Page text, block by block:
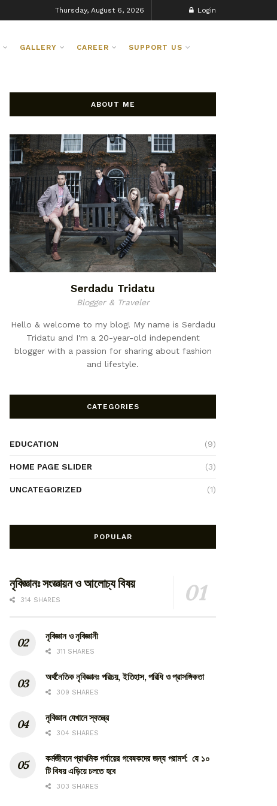
Thursday, August 6, 2026 Login
GALLERY CAREER SUPPORT US
ABOUT ME
Serdadu Tridatu
Blogger & Traveler
Hello & welcome to my blog! My name is Serdadu
Tridatu and I'm a 20-year-old independent
blogger with a passion for sharing about fashion
and lifestyle.
CATEGORIES
EDUCATION (9)
HOME PAGE SLIDER (3)
UNCATEGORIZED (1)
POPULAR
নৃবিজ্ঞানঃ সংজ্ঞায়ন ও আলোচ্য বিষয়
314 SHARES
নৃবিজ্ঞান ও নৃবিজ্ঞানী
311 SHARES
অর্থনৈতিক নৃবিজ্ঞানঃ পরিচয়, ইতিহাস, পরিধি ও প্রাসঙ্গিকতা
309 SHARES
নৃবিজ্ঞান যেখানে স্বতন্ত্র
304 SHARES
কর্মজীবনে প্রাথমিক পর্যায়ের গবেষকদের জন্য পরামর্শ: যে ১০
টি বিষয় এড়িয়ে চলতে হবে
303 SHARES